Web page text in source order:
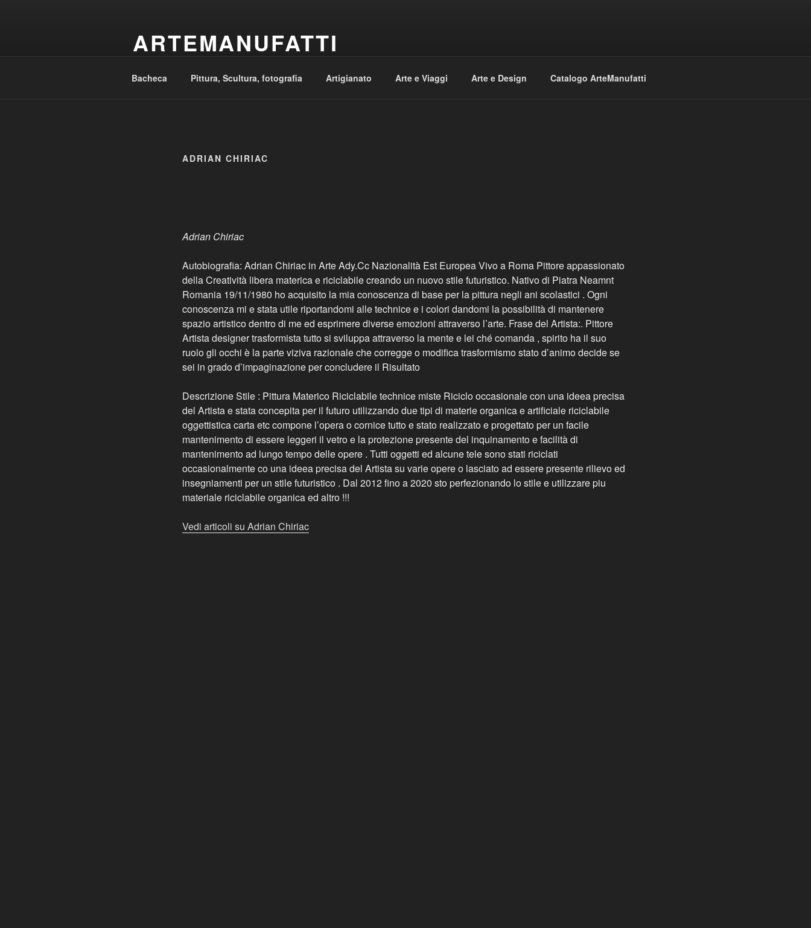
ARTEMANUFATTI
Bacheca Pittura, Scultura, fotografia Artigianato Arte e Viaggi Arte e Design Catalogo ArteManufatti
ADRIAN CHIRIAC
Adrian Chiriac
Autobiografia: Adrian Chiriac in Arte Ady.Cc Nazionalità Est Europea Vivo a Roma Pittore appassionato
della Creatività libera materica e riciclabile creando un nuovo stile futuristico. Nativo di Piatra Neamnt
Romania 19/11/1980 ho acquisito la mia conoscenza di base per la pittura negli ani scolastici . Ogni
conoscenza mi e stata utile riportandomi alle technice e i colori dandomi la possibilità di mantenere
spazio artistico dentro di me ed esprimere diverse emozioni attraverso l’arte. Frase del Artista:. Pittore
Artista designer trasformista tutto si sviluppa attraverso la mente e lei ché comanda , spirito ha il suo
ruolo gli occhi è la parte viziva razionale che corregge o modifica trasformismo stato d’animo decide se
sei in grado d’impaginazione per concludere il Risultato
Descrizione Stile : Pittura Materico Riciclabile technice miste Riciclo occasionale con una ideea precisa
del Artista e stata concepita per il futuro utilizzando due tipi di materie organica e artificiale riciclabile
oggettistica carta etc compone l’opera o cornice tutto e stato realizzato e progettato per un facile
mantenimento di essere leggeri il vetro e la protezione presente del inquinamento e facilità di
mantenimento ad lungo tempo delle opere . Tutti oggetti ed alcune tele sono stati riciclati
occasionalmente co una ideea precisa del Artista su varie opere o lasciato ad essere presente rilievo ed
insegniamenti per un stile futuristico . Dal 2012 fino a 2020 sto perfezionando lo stile e utilizzare piu
materiale riciclabile organica ed altro !!!
Vedi articoli su Adrian Chiriac